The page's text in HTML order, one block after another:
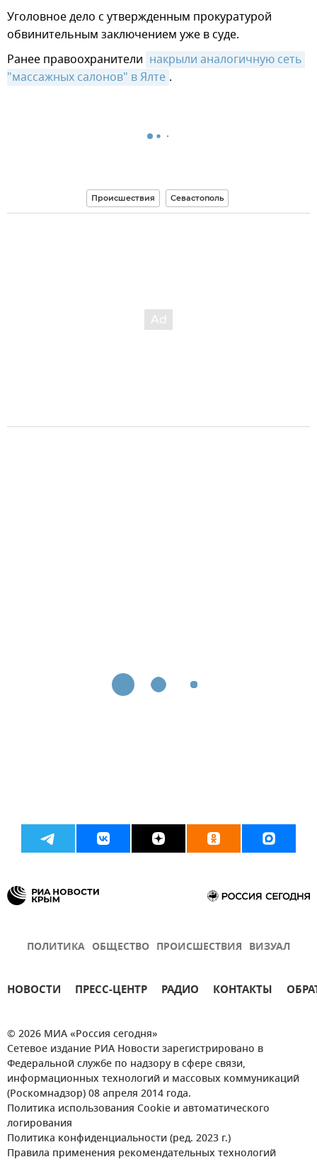
Уголовное дело с утвержденным прокуратурой
обвинительным заключением уже в суде.
Ранее правоохранители накрыли аналогичную сеть
"массажных салонов" в Ялте .
Происшествия Севастополь
ПОЛИТИКА ОБЩЕСТВО ПРОИСШЕСТВИЯ ВИЗУАЛ
НОВОСТИ ПРЕСС-ЦЕНТР РАДИО КОНТАКТЫ
© 2026 МИА «Россия сегодня»
Сетевое издание РИА Новости зарегистрировано в
Федеральной службе по надзору в сфере связи,
информационных технологий и массовых коммуникаций
(Роскомнадзор) 08 апреля 2014 года.
Политика использования Cookie и автоматического
логирования
Политика конфиденциальности (ред. 2023 г.)
Правила применения рекомендательных технологий